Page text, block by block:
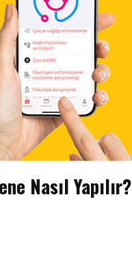
Nasıl Yapılır?